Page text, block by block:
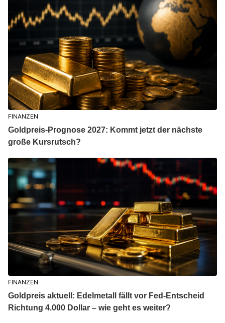
FINANZEN
Goldpreis-Prognose 2027: Kommt jetzt der nächste
große Kursrutsch?
FINANZEN
Goldpreis aktuell: Edelmetall fällt vor Fed-Entscheid
Richtung 4.000 Dollar – wie geht es weiter?